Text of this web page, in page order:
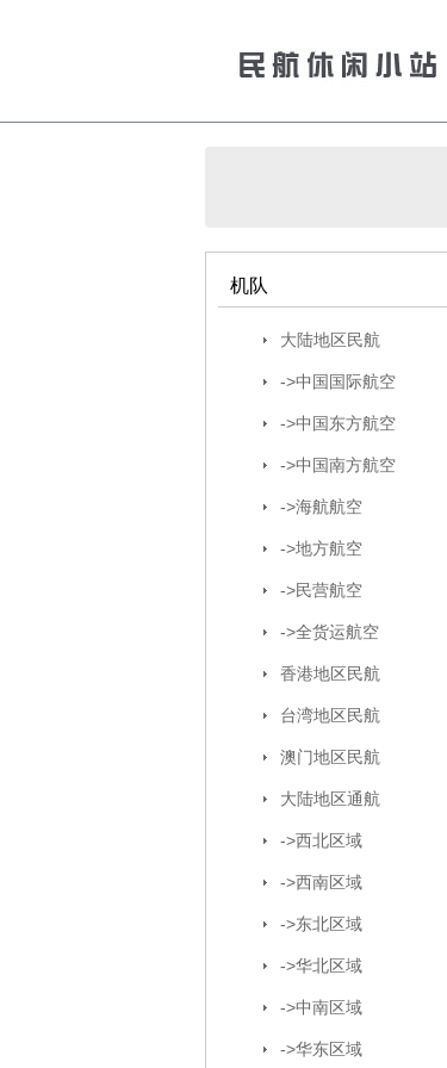
机队
大陆地区民航
->中国国际航空
->中国东方航空
->中国南方航空
->海航航空
->地方航空
->民营航空
->全货运航空
香港地区民航
台湾地区民航
澳门地区民航
大陆地区通航
->西北区域
->西南区域
->东北区域
->华北区域
->中南区域
->华东区域